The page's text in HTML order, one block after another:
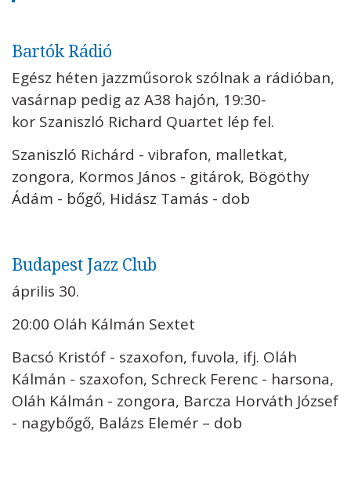
Bartók Rádió
Egész héten jazzműsorok szólnak a rádióban,
vasárnap pedig az A38 hajón, 19:30-
kor Szaniszló Richard Quartet lép fel.
Szaniszló Richárd - vibrafon, malletkat,
zongora, Kormos János - gitárok, Bögöthy
Ádám - bőgő, Hidász Tamás - dob
Budapest Jazz Club
április 30.
20:00 Oláh Kálmán Sextet
Bacsó Kristóf - szaxofon, fuvola, ifj. Oláh
Kálmán - szaxofon, Schreck Ferenc - harsona,
Oláh Kálmán - zongora, Barcza Horváth József
- nagybőgő, Balázs Elemér – dob